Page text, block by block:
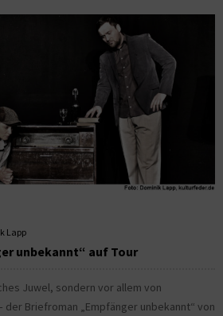
Lapp
unbekannt“ auf Tour
Juwel, sondern vor allem von
Briefroman „Empfänger unbekannt“ von